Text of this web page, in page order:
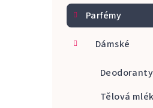
Parfémy
Dámské
Tělová